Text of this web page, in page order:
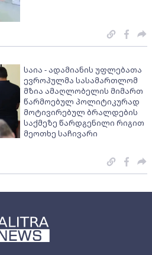
საია - ადამიანის უფლებათა
ევროპულმა სასამართლომ
მზია ამაღლობელის მიმართ
წარმოებულ პოლიტიკურად
მოტივირებულ ბრალდების
საქმეზე წარდგენილი რიგით
მეოთხე საჩივარი